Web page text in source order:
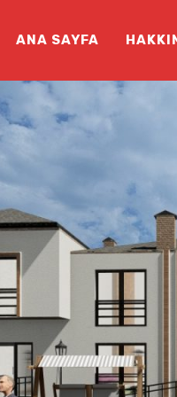
ANA SAYFA